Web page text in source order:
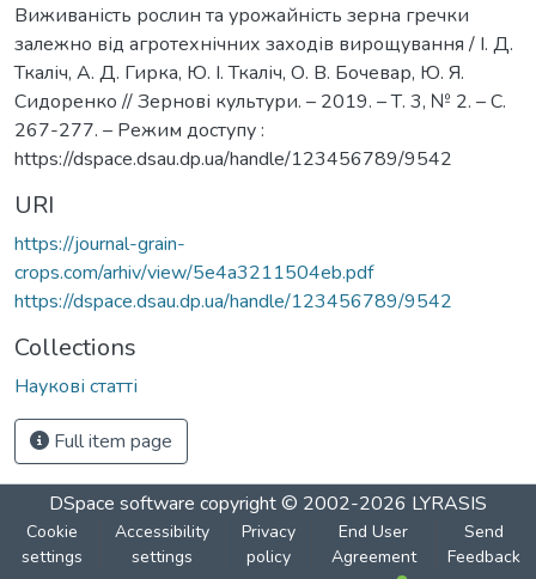
Виживаність рослин та урожайність зерна гречки
залежно від агротехнічних заходів вирощування / І. Д.
Ткаліч, А. Д. Гирка, Ю. І. Ткаліч, О. В. Бочевар, Ю. Я.
Сидоренко // Зернові культури. – 2019. – Т. 3, № 2. – С.
267-277. – Режим доступу :
https://dspace.dsau.dp.ua/handle/123456789/9542
URI
https://journal-grain-
crops.com/arhiv/view/5e4a3211504eb.pdf
https://dspace.dsau.dp.ua/handle/123456789/9542
Collections
Наукові статті
Full item page
DSpace software copyright © 2002-2026 LYRASIS
Cookie
settings
Accessibility
settings
Privacy
policy
End User
Agreement
Send
Feedback